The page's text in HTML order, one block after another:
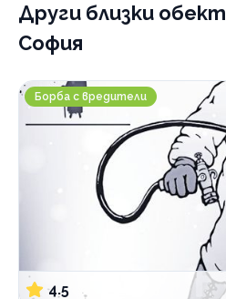
Други близки
София
Orgard.eu Защита от
Борба с вредители
4.5
Професионално
Строително-ремонтни
Хамалски услуги
По домовете